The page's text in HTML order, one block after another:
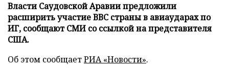
Власти Саудовской Аравии предложили
расширить участие ВВС страны в авиаударах по
ИГ, сообщают СМИ со ссылкой на представителя
США.
Об этом сообщаетРИА «Новости».